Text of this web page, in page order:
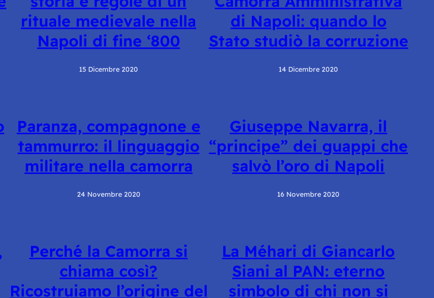
rituale medievale nella
Napoli di fine ‘800
15 Dicembre 2020
di Napoli: quando lo
Stato studiò la corruzione
14 Dicembre 2020
Paranza, compagnone e
tammurro: il linguaggio
militare nella camorra
24 Novembre 2020
Giuseppe Navarra, il
“principe” dei guappi che
salvò l’oro di Napoli
16 Novembre 2020
Perché la Camorra si
chiama così?
Ricostruiamo l’origine del
La Méhari di Giancarlo
Siani al PAN: eterno
simbolo di chi non si